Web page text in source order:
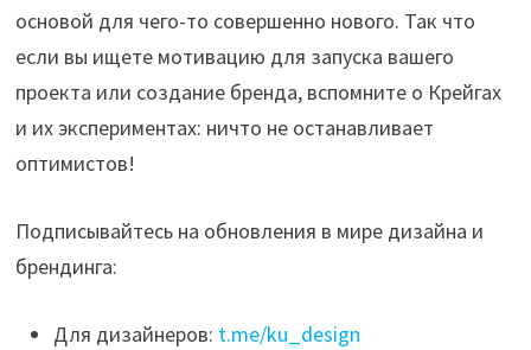
основой для чего-то совершенно нового. Так что
если вы ищете мотивацию для запуска вашего
проекта или создание бренда, вспомните о Крейгах
и их экспериментах: ничто не останавливает
оптимистов!
Подписывайтесь на обновления в мире дизайна и
брендинга:
Для дизайнеров: t.me/ku_design